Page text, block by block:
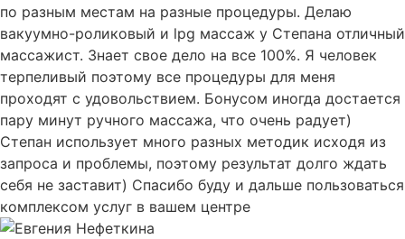
по разным местам на разные процедуры. Делаю
вакуумно-роликовый и lpg массаж у Степана отличный
массажист. Знает свое дело на все 100%. Я человек
терпеливый поэтому все процедуры для меня
проходят с удовольствием. Бонусом иногда достается
пару минут ручного массажа, что очень радует)
Степан использует много разных методик исходя из
запроса и проблемы, поэтому результат долго ждать
себя не заставит) Спасибо буду и дальше пользоваться
комплексом услуг в вашем центре